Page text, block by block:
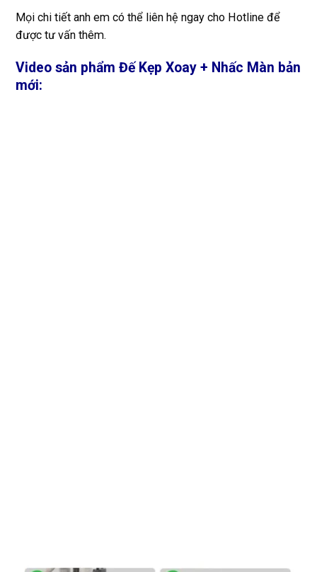
Mọi chi tiết anh em có thể liên hệ ngay cho Hotline để
được tư vấn thêm.
Video sản phẩm Đế Kẹp Xoay + Nhấc Màn bản
mới: